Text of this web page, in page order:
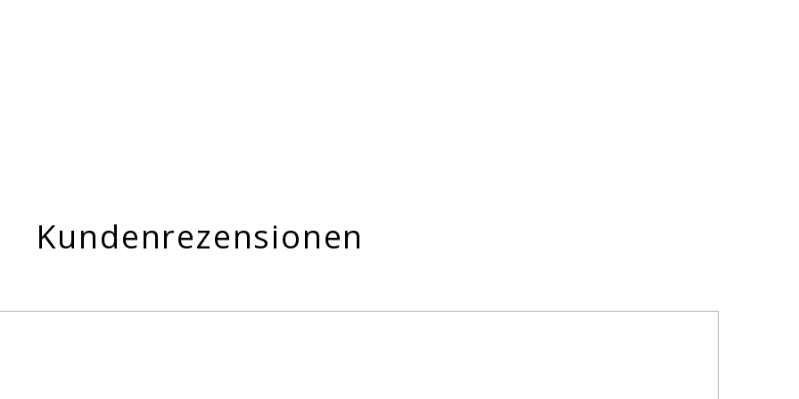
Kundenrezensionen